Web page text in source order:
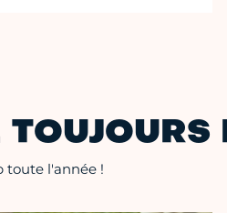
toute l'année !